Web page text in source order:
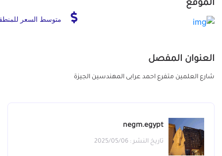
الموقع
متوسط السعر
العنوان المفصل
شارع العلمين متفرع احمد عرابى المهندسين الجيزة
negm.egypt
تاريخ النشر : 2025/05/06